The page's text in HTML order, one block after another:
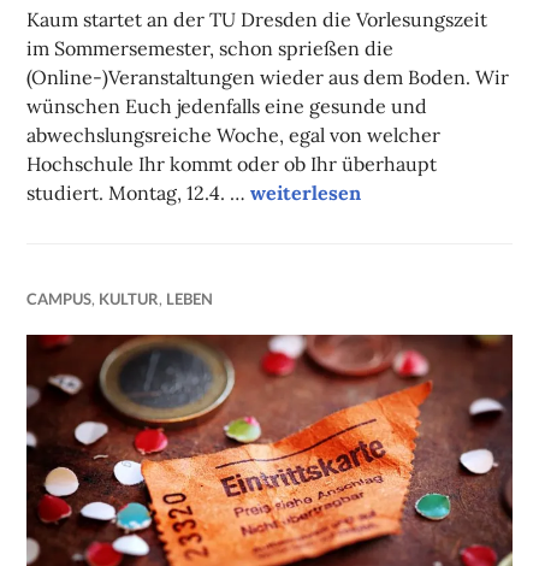
Kaum startet an der TU Dresden die Vorlesungszeit
im Sommersemester, schon sprießen die
(Online-)Veranstaltungen wieder aus dem Boden. Wir
wünschen Euch jedenfalls eine gesunde und
abwechslungsreiche Woche, egal von welcher
Hochschule Ihr kommt oder ob Ihr überhaupt
studiert. Montag, 12.4. …Unsere Onlinetipps der Woche
weiterlesen
CAMPUS, KULTUR, LEBEN